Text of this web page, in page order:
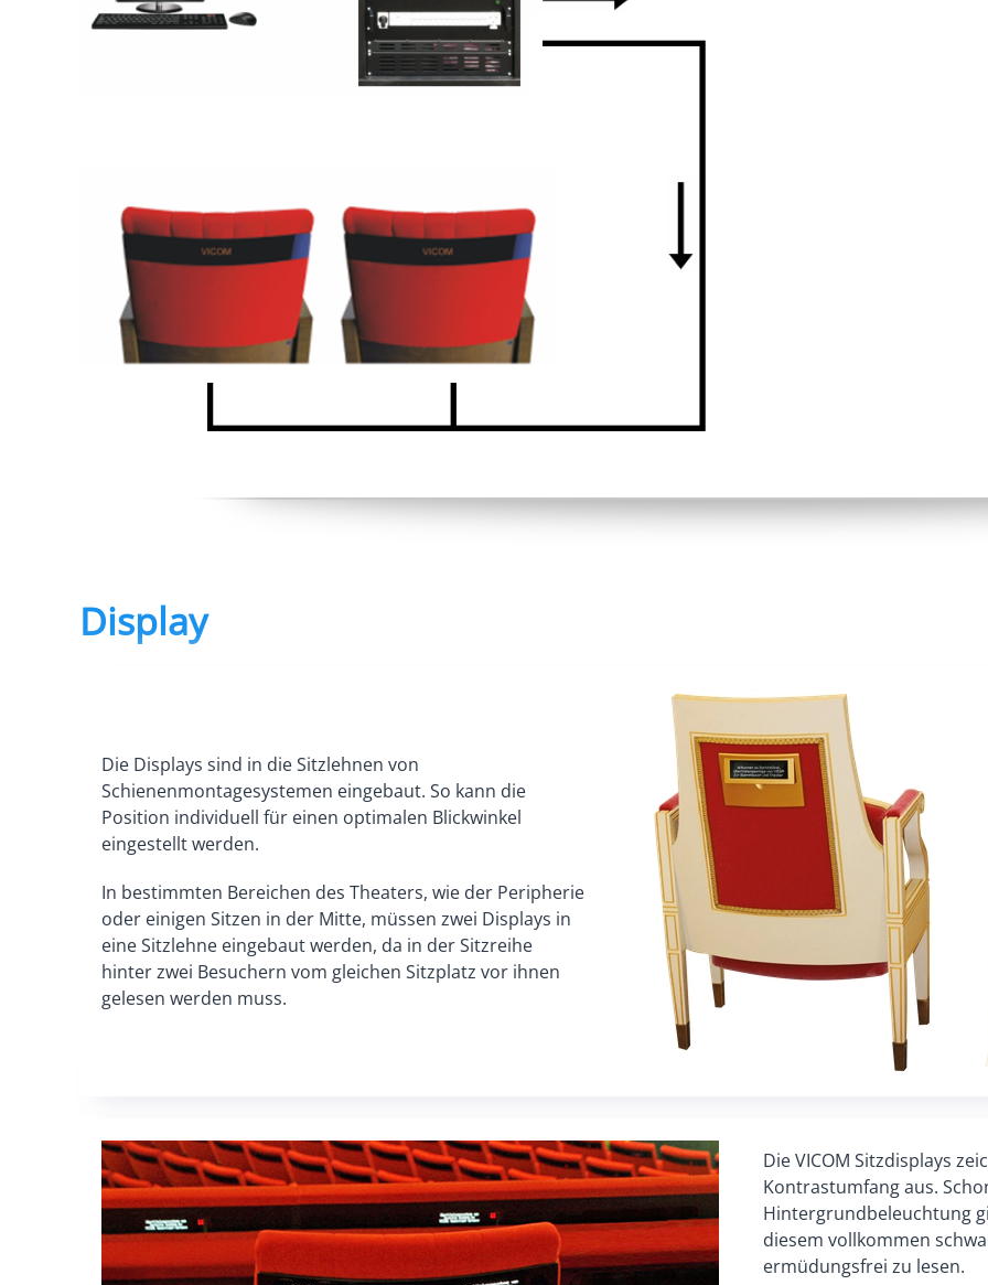
Display
Die Displays sind in die Sitzlehnen von
Schienenmontagesystemen eingebaut. So kann die
Position individuell für einen optimalen Blickwinkel
eingestellt werden.
In bestimmten Bereichen des Theaters, wie der Peripherie
oder einigen Sitzen in der Mitte, müssen zwei Displays in
eine Sitzlehne eingebaut werden, da in der Sitzreihe
hinter zwei Besuchern vom gleichen Sitzplatz vor ihnen
gelesen werden muss.
Die VICOM Sitzdisplays
Kontrastumfang aus.
Hintergrundbeleuchtung
diesem vollkommen
ermüdungsfrei zu lesen.